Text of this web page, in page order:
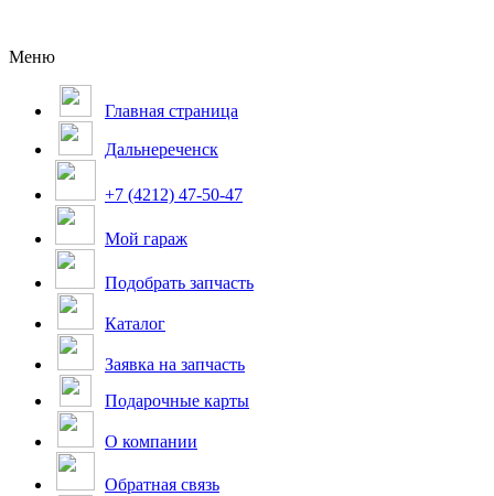
Меню
Главная страница
Дальнереченск
+7 (4212) 47-50-47
Мой гараж
Подобрать запчасть
Каталог
Заявка на запчасть
Подарочные карты
О компании
Обратная связь